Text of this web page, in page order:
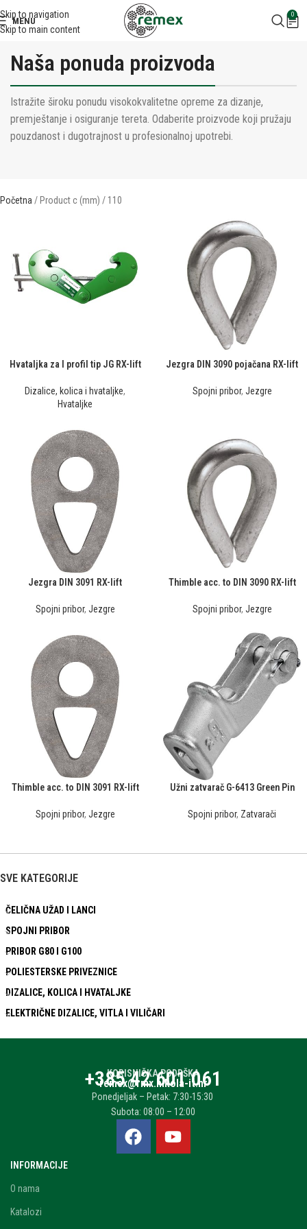
Skip to navigation
Skip to main content
MENU
0
Naša ponuda proizvoda
Istražite široku ponudu visokokvalitetne opreme za dizanje,
premještanje i osiguranje tereta. Odaberite proizvode koji pružaju
pouzdanost i dugotrajnost u profesionalnoj upotrebi.
Početna Product c (mm) 110
Hvataljka za I profil tip JG RX-lift
Dizalice, kolica i hvataljke,
Hvataljke
Jezgra DIN 3090 pojačana RX-lift
Spojni pribor, Jezgre
Jezgra DIN 3091 RX-lift
Spojni pribor, Jezgre
Thimble acc. to DIN 3090 RX-lift
Spojni pribor, Jezgre
Thimble acc. to DIN 3091 RX-lift
Spojni pribor, Jezgre
Užni zatvarač G-6413 Green Pin
Spojni pribor, Zatvarači
SVE KATEGORIJE
ČELIČNA UŽAD I LANCI
SPOJNI PRIBOR
PRIBOR G80 I G100
POLIESTERSKE PRIVEZNICE
DIZALICE, KOLICA I HVATALJKE
ELEKTRIČNE DIZALICE, VITLA I VILIČARI
KORISNIČKA PODRŠKA
+385 42 601 061
remex@rmx.nikola-it.hr
Ponedjeljak – Petak: 7:30-15:30
Subota: 08:00 – 12:00
INFORMACIJE
O nama
Katalozi